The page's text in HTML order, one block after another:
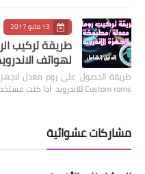
13 مايو 2017
طريقة تركيب
لهواتف
طريقة الحصول على روم معدل
Custom roms للاندرويد اذا كنت مستخد…
مشاركات عشوائية